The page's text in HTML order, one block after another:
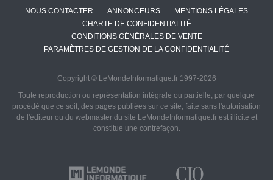
NOUS CONTACTER ANNONCEURS
MENTIONS LÉGALES
CHARTE DE CONFIDENTIALITÉ
CONDITIONS GÉNÉRALES DE VENTE
PARAMÈTRES DE GESTION DE LA CONFIDENTIALITÉ
Copyright © LeMondeInformatique.fr 1997-2026
Toute reproduction ou représentation intégrale ou partielle, par quelque
procédé que ce soit, des pages publiées sur ce site, faite sans l'autorisation
de l'éditeur ou du webmaster du site LeMondeInformatique.fr est illicite et
constitue une contrefaçon.